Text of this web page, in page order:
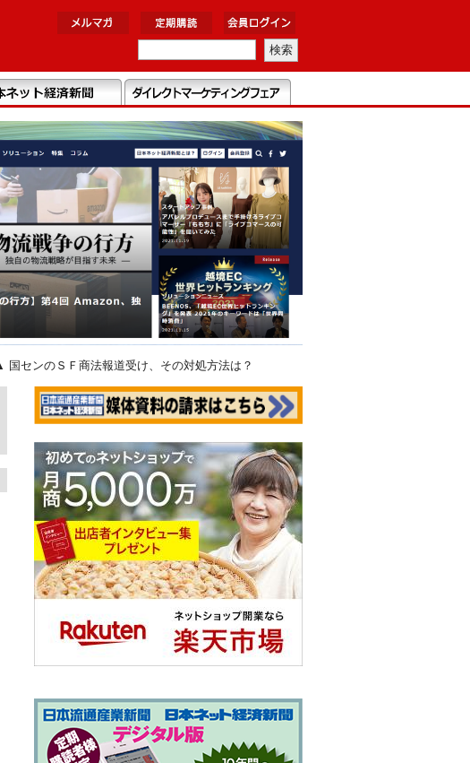
センのＳＦ商法報道受け、その対処方法は？